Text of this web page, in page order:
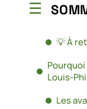
💡 À
Louis-
Les